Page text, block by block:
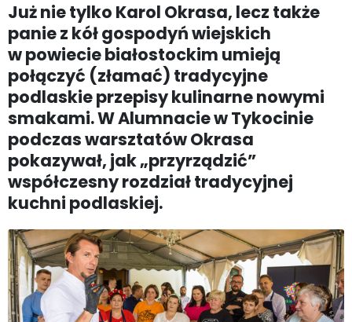
Już nie tylko Karol Okrasa, lecz także
panie z kół gospodyń wiejskich
w powiecie białostockim umieją
połączyć (złamać) tradycyjne
podlaskie przepisy kulinarne nowymi
smakami. W Alumnacie w Tykocinie
podczas warsztatów Okrasa
pokazywał, jak „przyrządzić”
współczesny rozdział tradycyjnej
kuchni podlaskiej.